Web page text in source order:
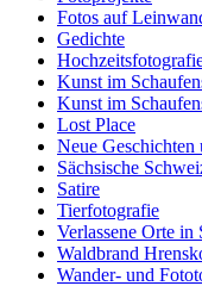
Fotos auf
Gedichte
Kunst im
Kunst im
Lost Place
Neue Geschichten
Sächsische
Satire
Tierfotografie
Verlassene Orte in
Waldbrand
Wander- und